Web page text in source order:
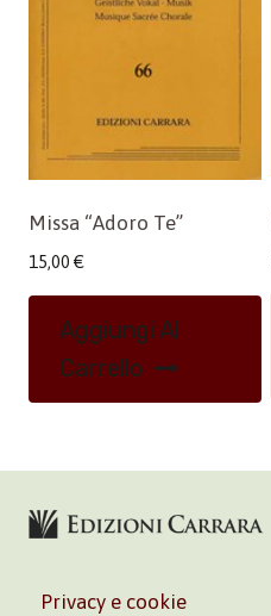
Missa “Adoro Te”
15,00 €
Aggiungi Al
Carrello
Privacy e cookie